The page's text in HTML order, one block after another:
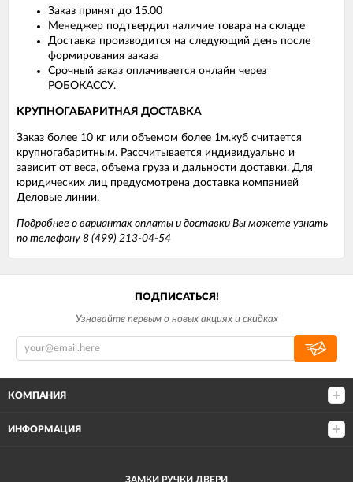
Заказ принят до 15.00
Менеджер подтвердил наличие товара на складе
Доставка производится на следующий день после
формирования заказа
Срочный заказ оплачивается онлайн через
РОБОКАССУ.
КРУПНОГАБАРИТНАЯ ДОСТАВКА
Заказ более 10 кг или объемом более 1м.куб считается
крупногабаритным. Рассчитывается индивидуально и
зависит от веса, объема груза и дальности доставки. Для
юридических лиц предусмотрена доставка компанией
Деловые линии.
Подробнее о вариантах оплаты и доставки Вы можете узнать
по телефону 8 (499) 213-04-54
ПОДПИСАТЬСЯ!
Узнавайте первым о новых акциях и скидках
КОМПАНИЯ
ИНФОРМАЦИЯ
ЗАМКИ РУЧКИ ДВЕРИ